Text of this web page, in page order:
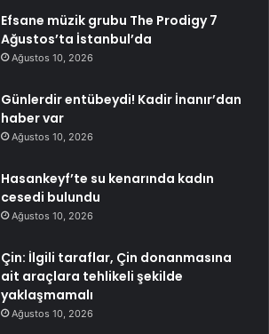
Efsane müzik grubu The Prodigy 7
Ağustos’ta İstanbul’da
Ağustos 10, 2026
Günlerdir entübeydi! Kadir İnanır’dan
haber var
Ağustos 10, 2026
Hasankeyf’te su kenarında kadın
cesedi bulundu
Ağustos 10, 2026
Çin: İlgili taraflar, Çin donanmasına
ait araçlara tehlikeli şekilde
yaklaşmamalı
Ağustos 10, 2026